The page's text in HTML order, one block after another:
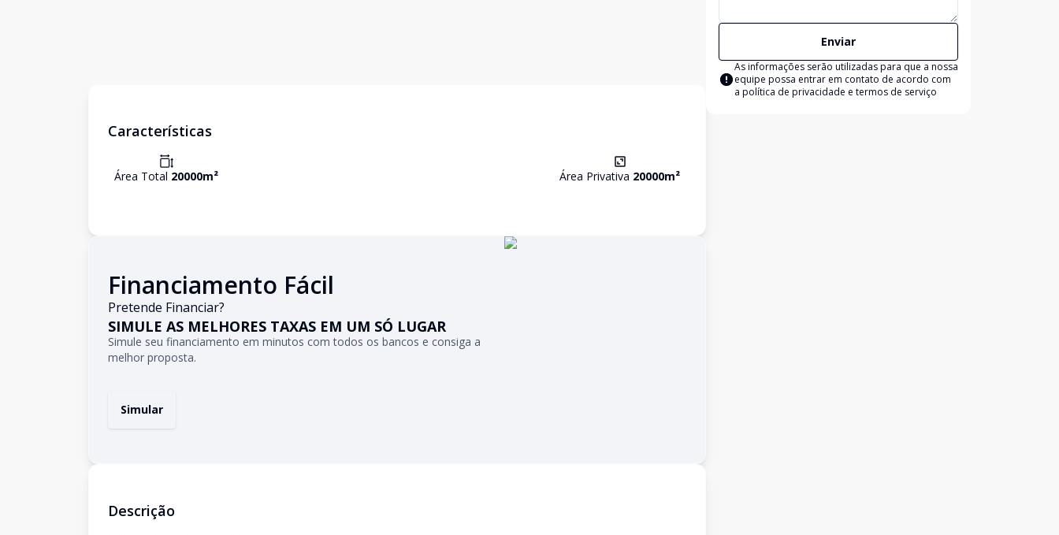
Características
Área Total 20000m² Área Privativa 20000m²
Financiamento Fácil
Pretende Financiar?
SIMULE AS MELHORES TAXAS EM UM SÓ LUGAR
Simule seu financiamento em minutos com todos os bancos e consiga a
melhor proposta.
Simular
Descrição
Enviar
As informações serão utilizadas para que a nossa
equipe possa entrar em contato de acordo com
a política de privacidade e termos de serviço